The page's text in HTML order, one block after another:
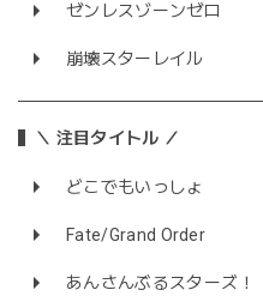
ゼンレスゾーンゼロ
崩壊スターレイル
＼ 注目タイトル ／
どこでもいっしょ
Fate/Grand Order
あんさんぶるスターズ！